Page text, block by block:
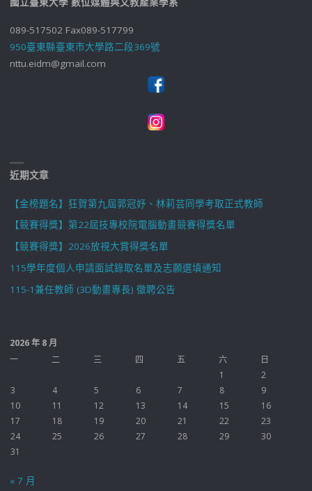
089-517502 Fax089-517799
950臺東縣臺東市大學路二段369號
nttu.eidm@gmail.com
近期文章
【金榜題名】狂賀第九屆郭冠妤、林莉芸同學考取正式教師
【競賽得獎】第22屆技專校院電腦動畫競賽得獎名單
【競賽得獎】2026放視大賞得獎名單
115學年度個人申請面試錄取名單及志願選填通知
115-1兼任教師 (3D動畫專長) 徵聘公告
2026 年 8 月
一
二 三 四 五 六
日
1
2
3
4 5 6 7 8
9
10
11 12 13 14 15
16
17
18 19 20 21 22
23
24
25 26 27 28 29
30
31
« 7 月